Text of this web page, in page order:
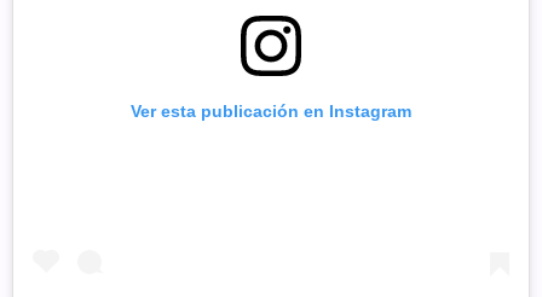
Ver esta publicación en Instagram